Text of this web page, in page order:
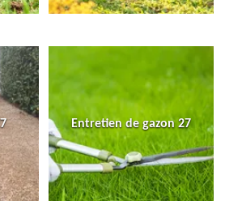
Entretien de gazon 27